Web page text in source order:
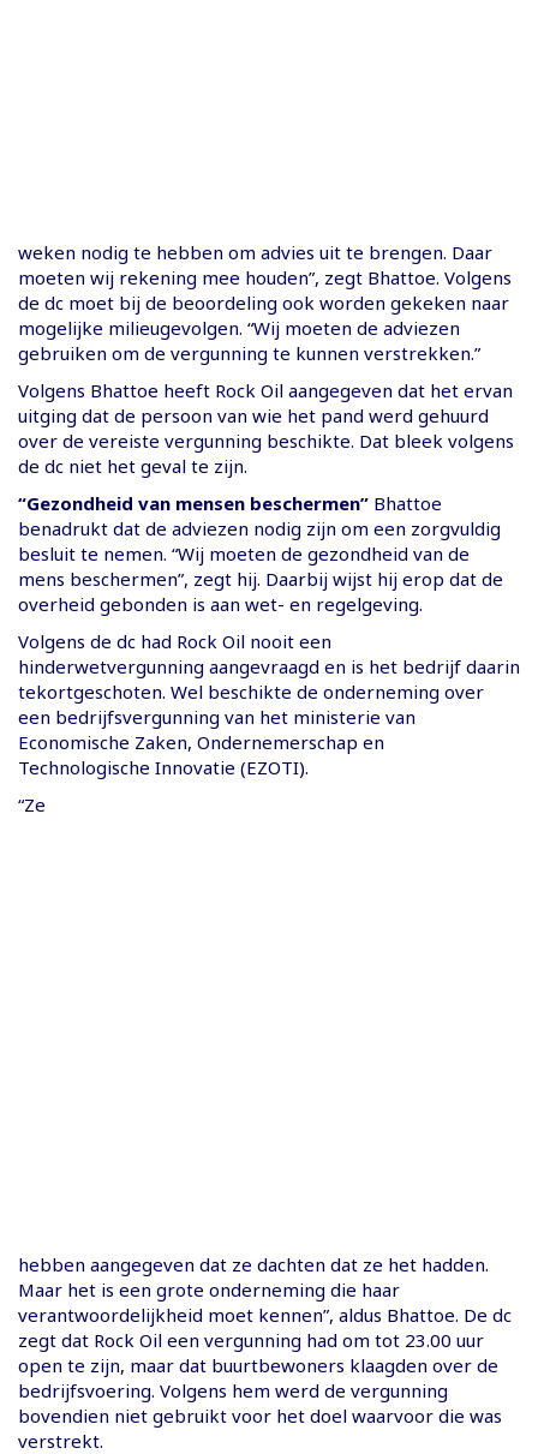
weken nodig te hebben om advies uit te brengen. Daar
moeten wij rekening mee houden”, zegt Bhattoe. Volgens
de dc moet bij de beoordeling ook worden gekeken naar
mogelijke milieugevolgen. “Wij moeten de adviezen
gebruiken om de vergunning te kunnen verstrekken.”
Volgens Bhattoe heeft Rock Oil aangegeven dat het ervan
uitging dat de persoon van wie het pand werd gehuurd
over de vereiste vergunning beschikte. Dat bleek volgens
de dc niet het geval te zijn.
“Gezondheid van mensen beschermen” Bhattoe
benadrukt dat de adviezen nodig zijn om een zorgvuldig
besluit te nemen. “Wij moeten de gezondheid van de
mens beschermen”, zegt hij. Daarbij wijst hij erop dat de
overheid gebonden is aan wet- en regelgeving.
Volgens de dc had Rock Oil nooit een
hinderwetvergunning aangevraagd en is het bedrijf daarin
tekortgeschoten. Wel beschikte de onderneming over
een bedrijfsvergunning van het ministerie van
Economische Zaken, Ondernemerschap en
Technologische Innovatie (EZOTI).
“Ze
hebben aangegeven dat ze dachten dat ze het hadden.
Maar het is een grote onderneming die haar
verantwoordelijkheid moet kennen”, aldus Bhattoe. De dc
zegt dat Rock Oil een vergunning had om tot 23.00 uur
open te zijn, maar dat buurtbewoners klaagden over de
bedrijfsvoering. Volgens hem werd de vergunning
bovendien niet gebruikt voor het doel waarvoor die was
verstrekt.